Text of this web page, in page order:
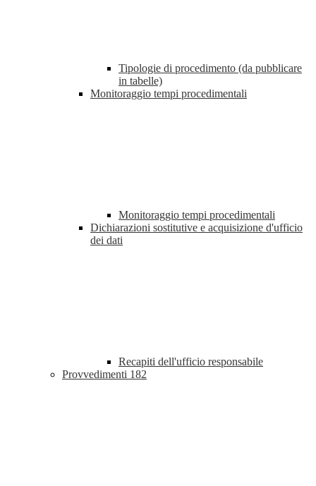
Tipologie di procedimento (da pubblicare
in tabelle)
Monitoraggio tempi procedimentali
Monitoraggio tempi procedimentali
Dichiarazioni sostitutive e acquisizione d'ufficio
dei dati
Recapiti dell'ufficio responsabile
Provvedimenti 182